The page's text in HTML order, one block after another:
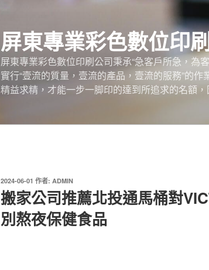
屏東專業彩色數位印
屏東專業彩色數位印刷公司秉承“急客戶所急，為
實行“壹流的質量，壹流的產品，壹流的服務”的
精益求精，才能一步一脚印的達到所追求的名額
發
佈
於
2024-06-01 作者: ADMIN
搬家公司推薦北投通馬桶對
別熬夜保健食品